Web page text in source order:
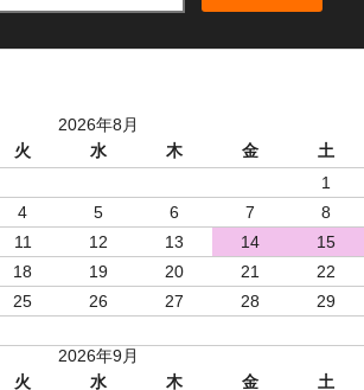
2026年8月
火 水 木 金
土
1
4 5 6 7
8
11 12 13 14
15
18 19 20 21
22
25 26 27 28
29
2026年9月
火 水 木 金
土